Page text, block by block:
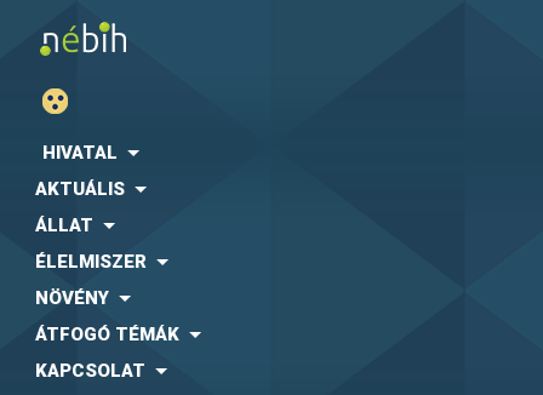
HIVATAL
AKTUÁLIS
ÁLLAT
ÉLELMISZER
NÖVÉNY
ÁTFOGÓ TÉMÁK
KAPCSOLAT